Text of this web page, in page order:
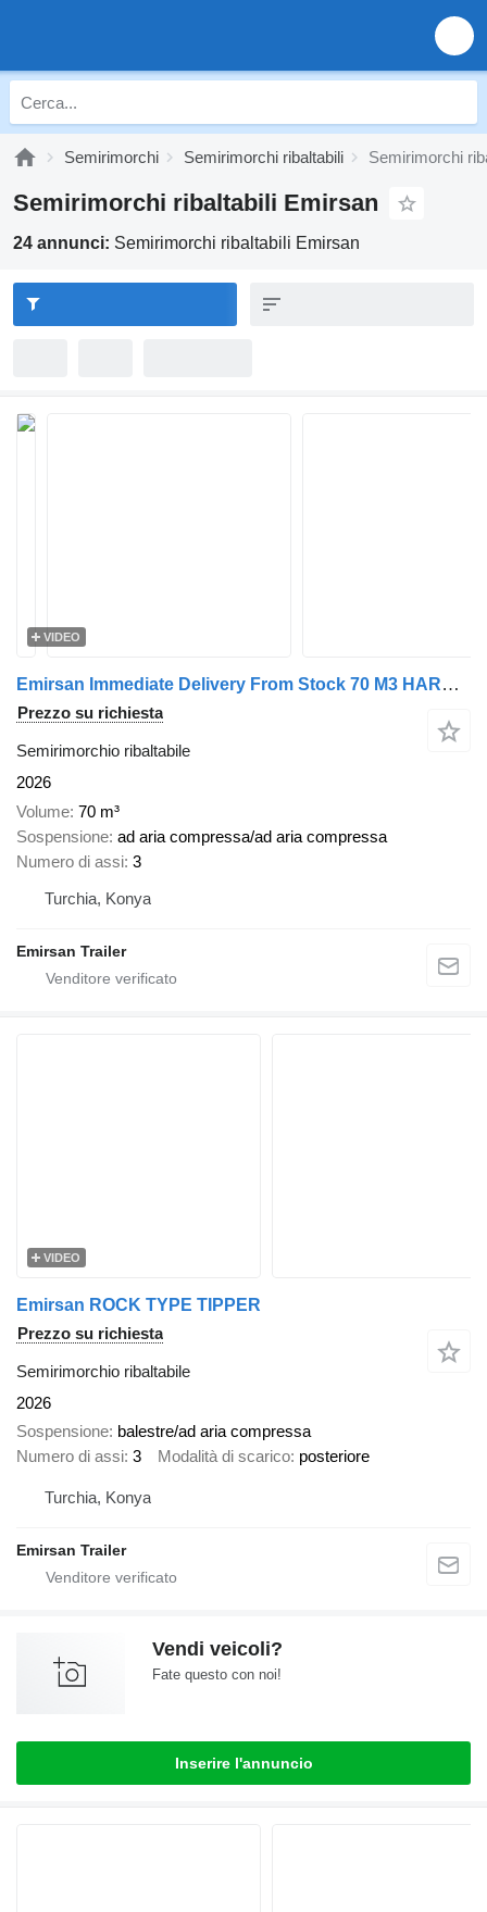
Semirimorchi Semirimorchi ribaltabili Semirimorchi
Semirimorchi ribaltabili Emirsan
24 annunci: Semirimorchi ribaltabili Emirsan
VIDEO
Emirsan Immediate Delivery From Stock 70 M3 HARDOX ACCORDION TIPPER
Prezzo su richiesta
Semirimorchio ribaltabile
2026
Volume 70 m³
Sospensione ad aria compressa/ad aria compressa
Numero di assi 3
Turchia, Konya
Emirsan Trailer
VIDEO
Emirsan ROCK TYPE TIPPER
Prezzo su richiesta
Semirimorchio ribaltabile
2026
Sospensione balestre/ad aria compressa
Numero di assi 3 Modalità di scarico posteriore
Turchia, Konya
Emirsan Trailer
Vendi veicoli?
Fate questo con noi!
Inserire l'annuncio